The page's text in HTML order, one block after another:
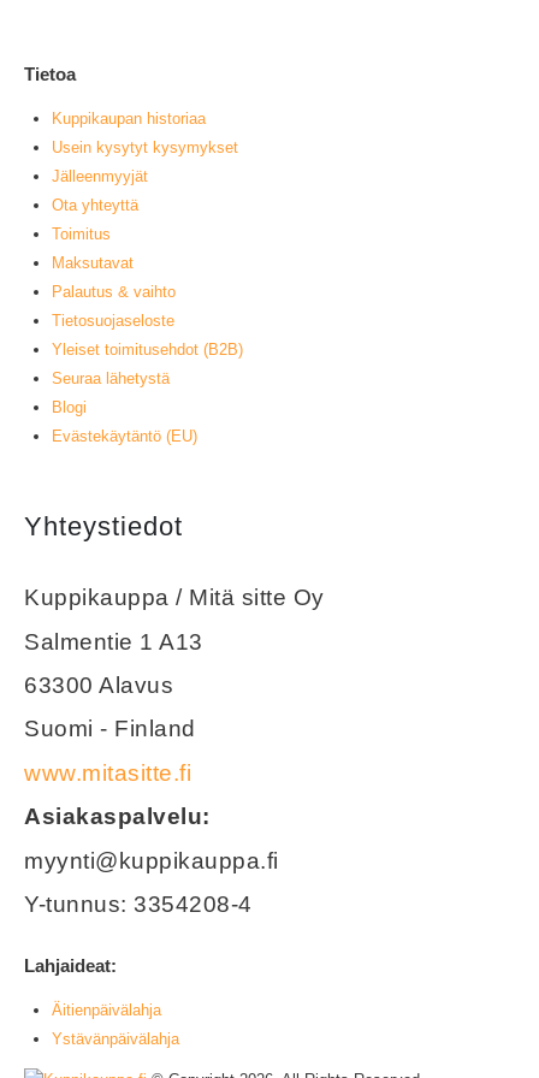
Tietoa
Kuppikaupan historiaa
Usein kysytyt kysymykset
Jälleenmyyjät
Ota yhteyttä
Toimitus
Maksutavat
Palautus & vaihto
Tietosuojaseloste
Yleiset toimitusehdot (B2B)
Seuraa lähetystä
Blogi
Evästekäytäntö (EU)
Yhteystiedot
Kuppikauppa / Mitä sitte Oy
Salmentie 1 A13
63300 Alavus
Suomi - Finland
www.mitasitte.fi
Asiakaspalvelu:
myynti@kuppikauppa.fi
Y-tunnus: 3354208-4
Lahjaideat:
Äitienpäivälahja
Ystävänpäivälahja